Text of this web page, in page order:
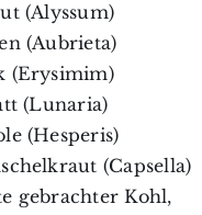
(Alyssum)
(Aubrieta)
(Erysimim)
(Lunaria)
(Hesperis)
(Capsella)
gebrachter Kohl,